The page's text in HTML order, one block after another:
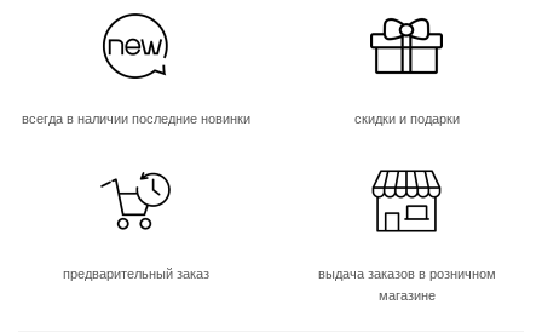
всегда в наличии последние новинки скидки и подарки
предварительный заказ
выдача заказов в розничном
магазине